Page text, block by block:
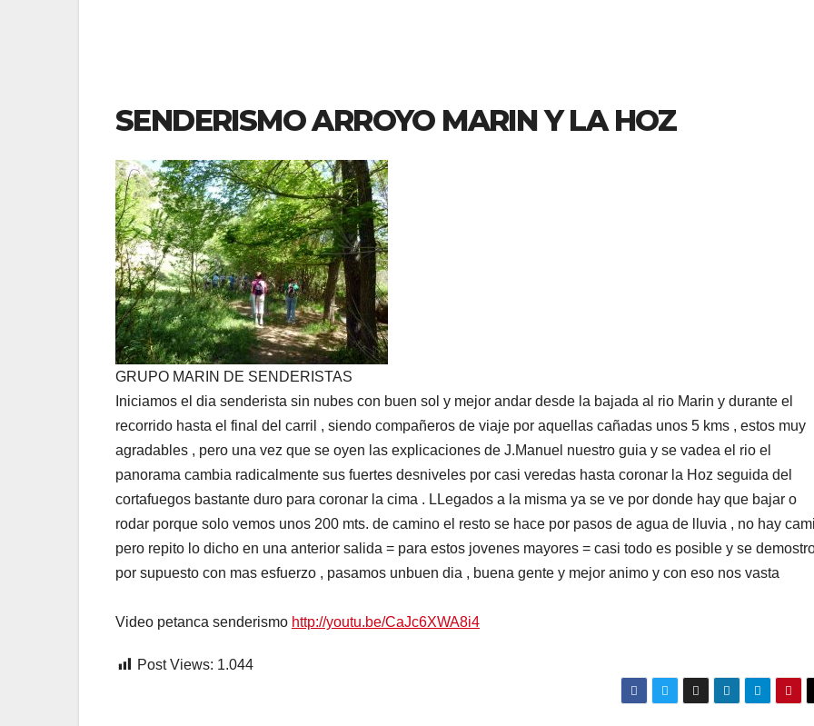
SENDERISMO ARROYO MARIN Y LA HOZ
GRUPO MARIN DE SENDERISTAS
Iniciamos el dia senderista sin nubes con buen sol y mejor andar desde la bajada al rio Marin y durante el
recorrido hasta el final del carril , siendo compañeros de viaje por aquellas cañadas unos 5 kms , estos muy
agradables , pero una vez que se oyen las explicaciones de J.Manuel nuestro guia y se vadea el rio el
panorama cambia radicalmente sus fuertes desniveles por casi veredas hasta coronar la Hoz seguida del
cortafuegos bastante duro para coronar la cima . LLegados a la misma ya se ve por donde hay que bajar o
rodar porque solo vemos unos 200 mts. de camino el resto se hace por pasos de agua de lluvia , no hay
pero repito lo dicho en una anterior salida = para estos jovenes mayores = casi todo es posible y se
por supuesto con mas esfuerzo , pasamos unbuen dia , buena gente y mejor animo y con eso nos vasta
Video petanca senderismo http://youtu.be/CaJc6XWA8i4
Post Views: 1.044